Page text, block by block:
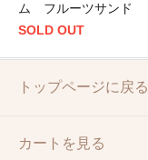
ム フルーツサンド
SOLD OUT
トップページに戻る
カートを見る